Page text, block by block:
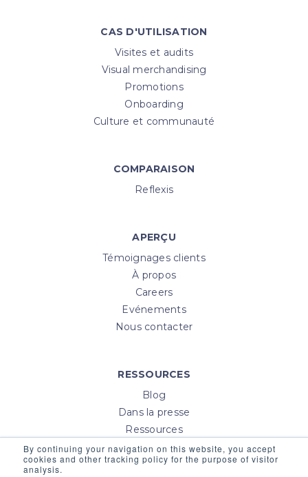
By continuing your navigation on this website, you accept
cookies and other tracking policy for the purpose of visitor
analysis.
CAS D'UTILISATION
Visites et audits
Visual merchandising
Promotions
Onboarding
Culture et communauté
COMPARAISON
Reflexis
APERÇU
Témoignages clients
À propos
Careers
Evénements
Nous contacter
RESSOURCES
Blog
Dans la presse
Ressources
Help Center
Login